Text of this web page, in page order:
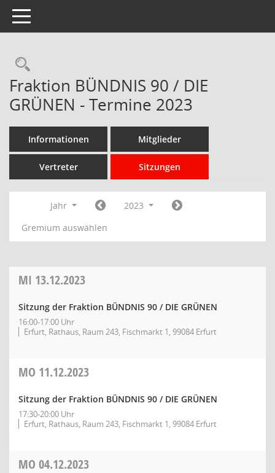
Toggle navigation
Rechercheauswahl
Fraktion BÜNDNIS 90 / DIE
GRÜNEN - Termine 2023
Informationen Mitglieder
Vertreter Sitzungen
Jahr
2023
Gremium auswählen
MI 13.12.2023
Sitzung der Fraktion BÜNDNIS 90 / DIE GRÜNEN
16:00-17:00 Uhr
Erfurt, Rathaus, Raum 243, Fischmarkt 1, 99084 Erfurt
MO 11.12.2023
Sitzung der Fraktion BÜNDNIS 90 / DIE GRÜNEN
17:30-20:00 Uhr
Erfurt, Rathaus, Raum 243, Fischmarkt 1, 99084 Erfurt
MO 04.12.2023